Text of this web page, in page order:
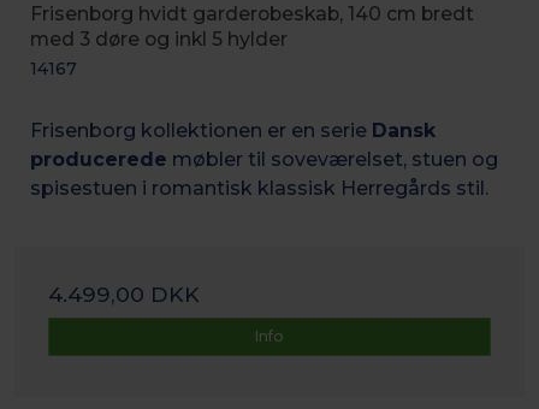
Frisenborg hvidt garderobeskab, 140 cm bredt
med 3 døre og inkl 5 hylder
14167
Frisenborg kollektionen er en serie Dansk
producerede møbler til soveværelset, stuen og
spisestuen i romantisk klassisk Herregårds stil.
4.499,00 DKK
Info